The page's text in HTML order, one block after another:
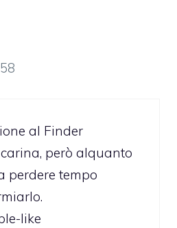
al Finder
però alquanto
perdere tempo
like